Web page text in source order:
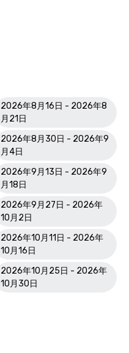
2026年8月16日 - 2026年8
月21日
2026年8月30日 - 2026年9
月4日
2026年9月13日 - 2026年9
月18日
2026年9月27日 - 2026年
10月2日
2026年10月11日 - 2026年
10月16日
2026年10月25日 - 2026年
10月30日